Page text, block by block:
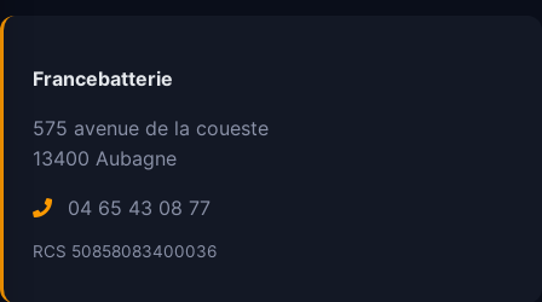
Francebatterie
575 avenue de la coueste
13400 Aubagne
04 65 43 08 77
RCS 50858083400036